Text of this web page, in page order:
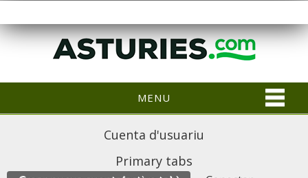
MENU
Cuenta d'usuariu
Primary tabs